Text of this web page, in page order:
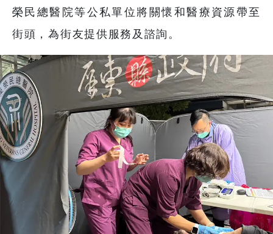
榮民總醫院等公私單位將關懷和醫療資源帶至
街頭，為街友提供服務及諮詢。